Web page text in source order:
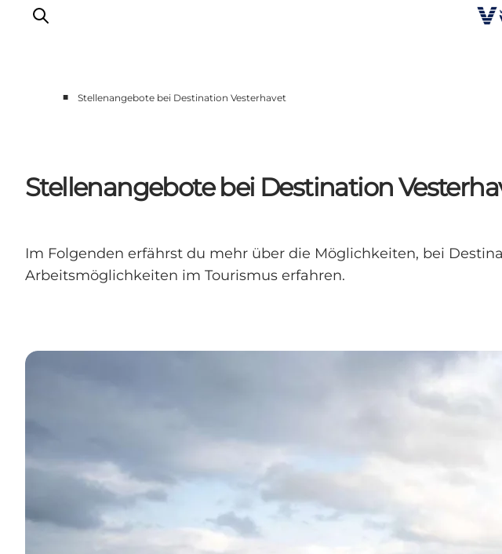
Unsere Städte
Essen & Übernachtung
Plane deine Reise
■ Stellenangebote bei Destination Vesterhavet
Stellenangebote bei Destination
Im Folgenden erfährst du mehr über die Möglichkeiten, bei
Arbeitsmöglichkeiten im Tourismus erfahren.